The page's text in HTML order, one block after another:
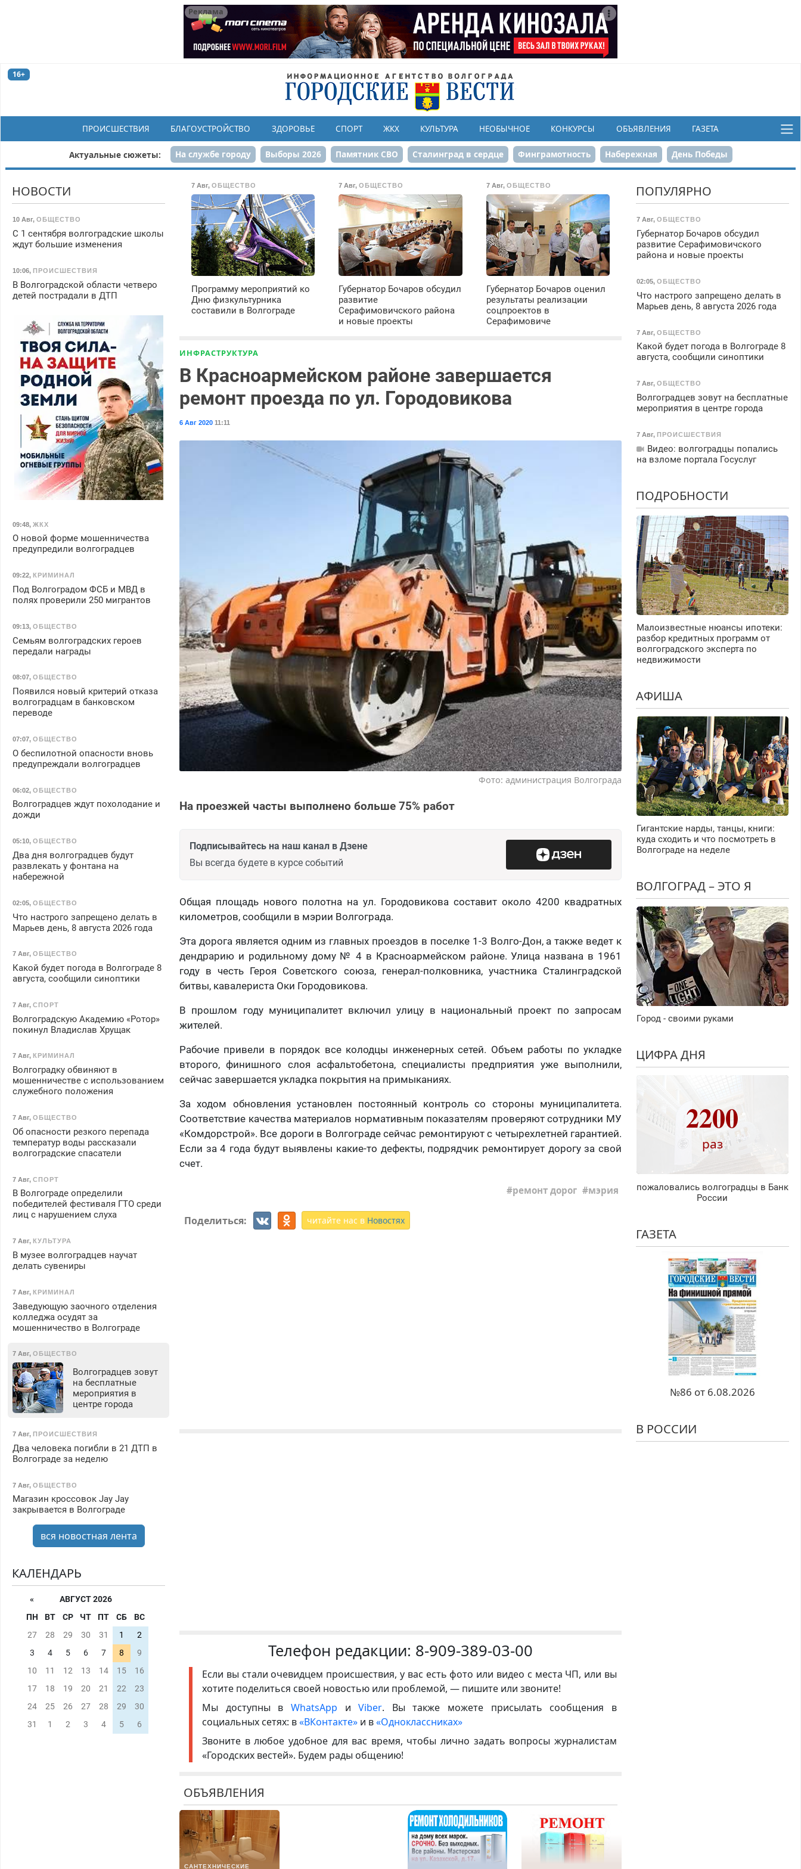
Реклама
16+
ПРОИСШЕСТВИЯ БЛАГОУСТРОЙСТВО ЗДОРОВЬЕ СПОРТ ЖКХ КУЛЬТУРА НЕОБЫЧНОЕ КОНКУРСЫ ОБЪЯВЛЕНИЯ ГАЗЕТА
Актуальные сюжеты: На службе городу Выборы 2026 Памятник СВО Сталинград в сердце Финграмотность Набережная День Победы
Реконструкция ЦПКиО 80-летие Победы Парк Героев-летчиков
7 Авг,ОБЩЕСТВО
Программу мероприятий ко
Дню физкультурника
составили в Волгограде
7 Авг,ОБЩЕСТВО
Губернатор Бочаров обсудил
развитие
Серафимовичского района
и новые проекты
7 Авг, ОБЩЕСТВО
Губернатор Бочаров оценил
результаты реализации
соцпроектов в
Серафимовиче
ИНФРАСТРУКТУРА
В Красноармейском районе завершается
ремонт проезда по ул. Городовикова
6 Авг 2020 11:11
Фото: администрация Волгограда
На проезжей часты выполнено больше 75% работ
Подписывайтесь на наш канал в Дзене
Вы всегда будете в курсе событий
Общая площадь нового полотна на ул. Городовикова составит около 4200 квадратных
километров, сообщили в мэрии Волгограда.
Эта дорога является одним из главных проездов в поселке 1-3 Волго-Дон, а также ведет к
дендрарию и родильному дому № 4 в Красноармейском районе. Улица названа в 1961
году в честь Героя Советского союза, генерал-полковника, участника Сталинградской
битвы, кавалериста Оки Городовикова.
В прошлом году муниципалитет включил улицу в национальный проект по запросам
жителей.
Рабочие привели в порядок все колодцы инженерных сетей. Объем работы по укладке
второго, финишного слоя асфальтобетона, специалисты предприятия уже выполнили,
сейчас завершается укладка покрытия на примыканиях.
За ходом обновления установлен постоянный контроль со стороны муниципалитета.
Соответствие качества материалов нормативным показателям проверяют сотрудники МУ
«Комдорстрой». Все дороги в Волгограде сейчас ремонтируют с четырехлетней гарантией.
Если за 4 года будут выявлены какие-то дефекты, подрядчик ремонтирует дорогу за свой
счет.
ремонт дорог мэрия
Поделиться: читайте нас в Новостях
Телефон редакции: 8-909-389-03-00
Если вы стали очевидцем происшествия, у вас есть фото или видео с места ЧП, или вы
хотите поделиться своей новостью или проблемой, — пишите или звоните!
Мы доступны в WhatsApp иViber. Вы также можете присылать сообщения в
социальных сетях: в«ВКонтакте» и в«Одноклассниках»
Звоните в любое удобное для вас время, чтобы лично задать вопросы журналистам
«Городских вестей». Будем рады общению!
ОБЪЯВЛЕНИЯ
САНТЕХНИЧЕСКИЕ
НОВОСТИ
10 Авг, ОБЩЕСТВО
С 1 сентября волгоградские школы
ждут большие изменения
10:06, ПРОИСШЕСТВИЯ
В Волгоградской области четверо
детей пострадали в ДТП
09:48, ЖКХ
О новой форме мошенничества
предупредили волгоградцев
09:22, КРИМИНАЛ
Под Волгоградом ФСБ и МВД в
полях проверили 250 мигрантов
09:13, ОБЩЕСТВО
Семьям волгоградских героев
передали награды
08:07, ОБЩЕСТВО
Появился новый критерий отказа
волгоградцам в банковском
переводе
07:07, ОБЩЕСТВО
О беспилотной опасности вновь
предупреждали волгоградцев
06:02, ОБЩЕСТВО
Волгоградцев ждут похолодание и
дожди
05:10, ОБЩЕСТВО
Два дня волгоградцев будут
развлекать у фонтана на
набережной
02:05, ОБЩЕСТВО
Что настрого запрещено делать в
Марьев день, 8 августа 2026 года
7 Авг, ОБЩЕСТВО
Какой будет погода в Волгограде 8
августа, сообщили синоптики
7 Авг, СПОРТ
Волгоградскую Академию «Ротор»
покинул Владислав Хрущак
7 Авг, КРИМИНАЛ
Волгоградку обвиняют в
мошенничестве с использованием
служебного положения
7 Авг, ОБЩЕСТВО
Об опасности резкого перепада
температур воды рассказали
волгоградские спасатели
7 Авг, СПОРТ
В Волгограде определили
победителей фестиваля ГТО среди
лиц с нарушением слуха
7 Авг, КУЛЬТУРА
В музее волгоградцев научат
делать сувениры
7 Авг, КРИМИНАЛ
Заведующую заочного отделения
колледжа осудят за
мошенничество в Волгограде
7 Авг, ОБЩЕСТВО
Волгоградцев зовут
на бесплатные
мероприятия в
центре города
7 Авг, ПРОИСШЕСТВИЯ
Два человека погибли в 21 ДТП в
Волгограде за неделю
7 Авг, ОБЩЕСТВО
Магазин кроссовок Jay Jay
закрывается в Волгограде
вся новостная лента
КАЛЕНДАРЬ
«
АВГУСТ 2026
ПН
ВТ СР ЧТ ПТ СБ
ВС
27
28 29 30 31 1
2
3
4 5 6 7 8
9
10
11 12 13 14 15
16
17
18 19 20 21 22
23
24
25 26 27 28 29
30
31
1 2 3 4 5 6
ПОПУЛЯРНО
7 Авг, ОБЩЕСТВО
Губернатор Бочаров обсудил
развитие Серафимовичского
района и новые проекты
02:05, ОБЩЕСТВО
Что настрого запрещено делать в
Марьев день, 8 августа 2026 года
7 Авг, ОБЩЕСТВО
Какой будет погода в Волгограде 8
августа, сообщили синоптики
7 Авг, ОБЩЕСТВО
Волгоградцев зовут на бесплатные
мероприятия в центре города
7 Авг, ПРОИСШЕСТВИЯ
Видео: волгоградцы попались
на взломе портала Госуслуг
ПОДРОБНОСТИ
Малоизвестные нюансы ипотеки:
разбор кредитных программ от
волгоградского эксперта по
недвижимости
АФИША
Гигантские нарды, танцы, книги:
куда сходить и что посмотреть в
Волгограде на неделе
ВОЛГОГРАД – ЭТО Я
Город - своими руками
ЦИФРА ДНЯ
2200
раз
пожаловались волгоградцы в Банк
России
ГАЗЕТА
№86 от 6.08.2026
В РОССИИ